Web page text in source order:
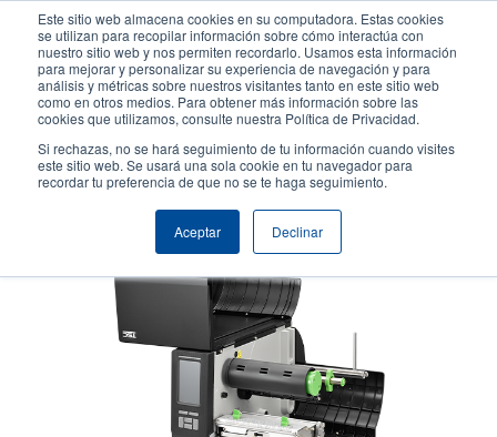
Este sitio web almacena cookies en su computadora. Estas cookies
se utilizan para recopilar información sobre cómo interactúa con
nuestro sitio web y nos permiten recordarlo. Usamos esta información
para mejorar y personalizar su experiencia de navegación y para
análisis y métricas sobre nuestros visitantes tanto en este sitio web
como en otros medios. Para obtener más información sobre las
cookies que utilizamos, consulte nuestra Política de Privacidad.
Si rechazas, no se hará seguimiento de tu información cuando visites
este sitio web. Se usará una sola cookie en tu navegador para
recordar tu preferencia de que no se te haga seguimiento.
Aceptar Declinar
contenido
principal
User
account
menu
User
Header
Selector de productos